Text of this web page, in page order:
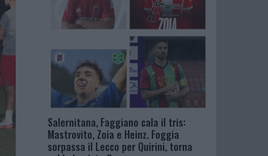
Salernitana, Faggiano cala il tris:
Mastrovito, Zoia e Heinz. Foggia
sorpassa il Lecco per Quirini, torna